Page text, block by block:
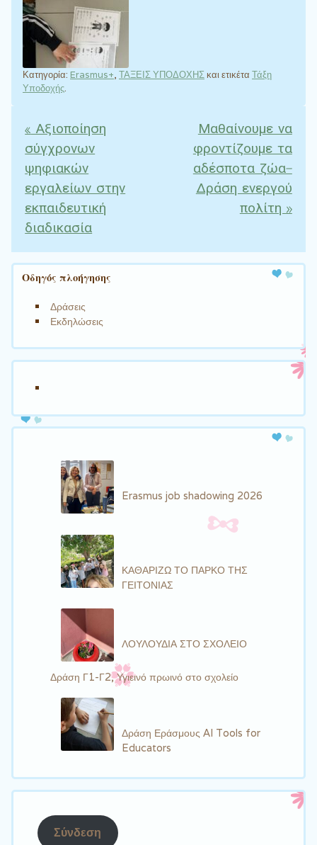
Κατηγορία: Erasmus+, ΤΑΞΕΙΣ ΥΠΟΔΟΧΗΣκαι ετικέτα Τάξη
Υποδοχής.
Πλοήγηση άρθρων
«Αξιοποίηση
σύγχρονων
ψηφιακών
εργαλείων στην
εκπαιδευτική
διαδικασία
Μαθαίνουμε να
φροντίζουμε τα
αδέσποτα ζώα-
Δράση ενεργού
πολίτη»
Οδηγός πλοήγησης
Δράσεις
Εκδηλώσεις
Erasmus job shadowing 2026
ΚΑΘΑΡΙΖΩ ΤΟ ΠΑΡΚΟ ΤΗΣ
ΓΕΙΤΟΝΙΑΣ
ΛΟΥΛΟΥΔΙΑ ΣΤΟ ΣΧΟΛΕΙΟ
Δράση Γ1-Γ2, Υγιεινό πρωινό στο σχολείο
Δράση Εράσμους AI Tools for
Educators
Σύνδεση